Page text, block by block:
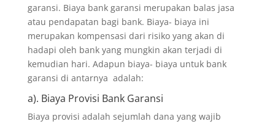
garansi. Biaya bank garansi merupakan balas jasa
atau pendapatan bagi bank. Biaya- biaya ini
merupakan kompensasi dari risiko yang akan di
hadapi oleh bank yang mungkin akan terjadi di
kemudian hari. Adapun biaya- biaya untuk bank
garansi di antarnya adalah:
a). Biaya Provisi Bank Garansi
Biaya provisi adalah sejumlah dana yang wajib